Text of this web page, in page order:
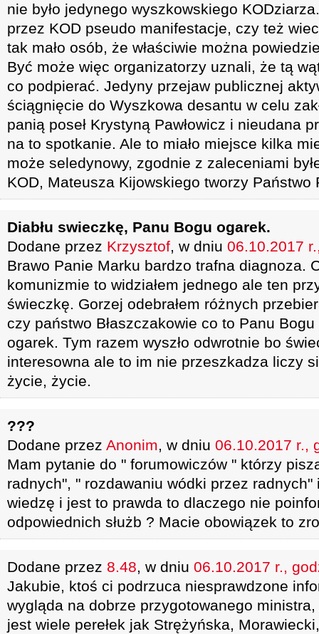
nie było jedynego wyszkowskiego
przez KOD pseudo manifestacje, czy też
tak mało osób, że właściwie można
Być może więc organizatorzy uznali, że tą
co podpierać. Jedyny przejaw publicznej
ściągnięcie do Wyszkowa desantu w celu
panią poseł Krystyną Pawłowicz i nieudana
na to spotkanie. Ale to miało miejsce kilka
może seledynowy, zgodnie z zaleceniami
KOD, Mateusza Kijowskiego tworzy Państwo
Diabłu swieczkę, Panu Bogu ogarek.
Dodane przez Krzysztof, w dniu 06.10.2017
Brawo Panie Marku bardzo trafna diagnoza.
komunizmie to widziałem jednego ale ten
świeczkę. Gorzej odebrałem różnych
czy państwo Błaszczakowie co to Panu Bogu
ogarek. Tym razem wyszło odwrotnie bo
interesowna ale to im nie przeszkadza liczy
życie, życie.
???
Dodane przez Anonim, w dniu 06.10.2017 r.,
Mam pytanie do " forumowiczów " którzy
radnych", " rozdawaniu wódki przez
wiedzę i jest to prawda to dlaczego nie
odpowiednich służb ? Macie obowiązek to
Dodane przez 8.48, w dniu 06.10.2017 r.,
Jakubie, ktoś ci podrzuca niesprawdzone
wygląda na dobrze przygotowanego ministra,
jest wiele perełek jak Strężyńska,